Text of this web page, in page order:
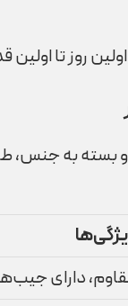
اولین روز تا اولین
بسته به جنس،
دارای